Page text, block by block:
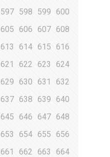
597 598 599
600
605 606 607 608
613 614 615
616
621 622 623
624
629 630 631
632
637 638 639 640
645 646 647 648
653 654 655 656
661 662 663
664